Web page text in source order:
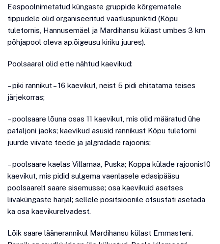
Eespoolnimetatud küngaste gruppide kõrgematele
tippudele olid organiseeritud vaatluspunktid (Kõpu
tuletornis, Hannusemäel ja Mardihansu külast umbes 3 km
põhjapool oleva ap.õigeusu kiriku juures).
Poolsaarel olid ette nähtud kaevikud:
– piki rannikut – 16 kaevikut, neist 5 pidi ehitatama teises
järjekorras;
– poolsaare lõuna osas 11 kaevikut, mis olid määratud ühe
pataljoni jaoks; kaevikud asusid rannikust Kõpu tuletorni
juurde viivate teede ja jalgradade rajoonis;
– poolsaare kaelas Villamaa, Puska; Koppa külade rajoonis10
kaevikut, mis pidid sulgema vaenlasele edasipääsu
poolsaarelt saare sisemusse; osa kaevikuid asetses
liivaküngaste harjal; sellele positsioonile otsustati asetada
ka osa kaevikurelvadest.
Lõik saare läänerannikul Mardihansu külast Emmasteni.